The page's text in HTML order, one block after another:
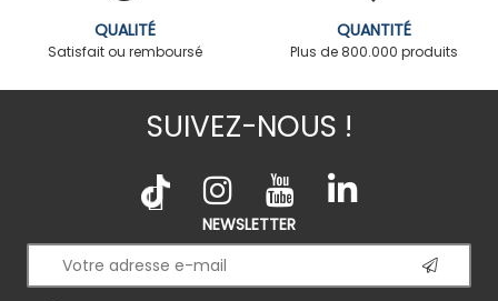
QUALITÉ
Satisfait ou remboursé
QUANTITÉ
Plus de 800.000 produits
SUIVEZ-NOUS !
NEWSLETTER